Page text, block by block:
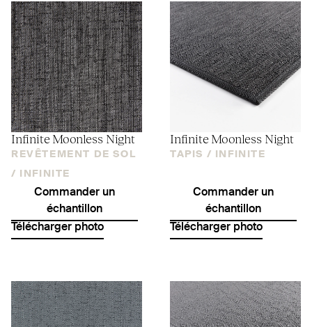
Infinite Moonless Night
REVÊTEMENT DE SOL
/
INFINITE
Commander un
échantillon
Télécharger photo
Infinite Moonless Night
TAPIS / INFINITE
Commander un
échantillon
Télécharger photo